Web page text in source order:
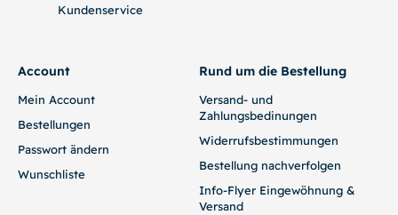
Kundenservice
Account
Mein Account
Bestellungen
Passwort ändern
Wunschliste
Rund um die Bestellung
Versand- und
Zahlungsbedinungen
Widerrufsbestimmungen
Bestellung nachverfolgen
Info-Flyer Eingewöhnung &
Versand